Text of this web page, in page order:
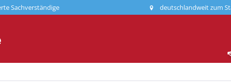
Sachverständige deutschlandweit zum